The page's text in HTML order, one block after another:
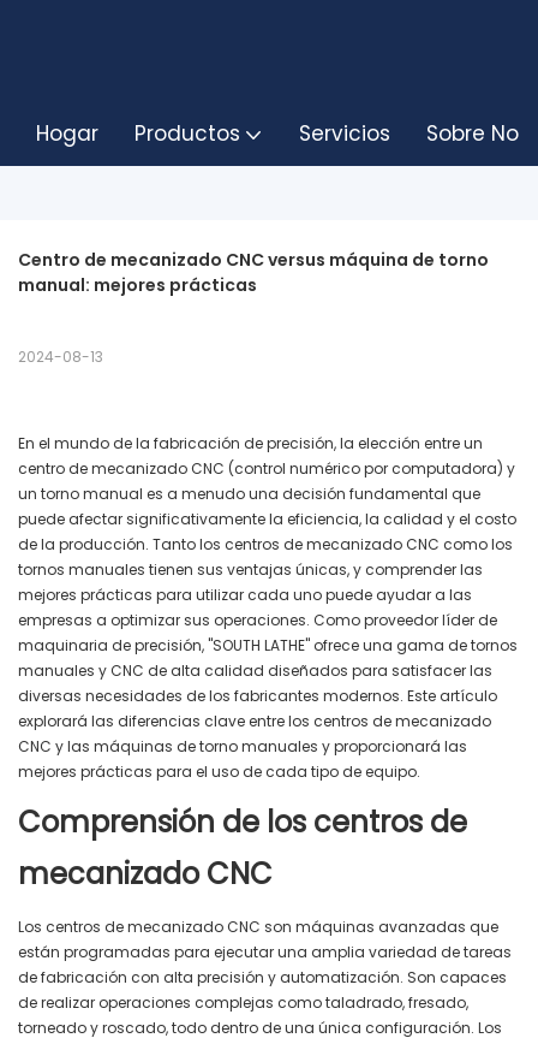
Hogar Productos Servicios Sobre
Centro de mecanizado CNC versus máquina de torno
manual: mejores prácticas
2024-08-13
En el mundo de la fabricación de precisión, la elección entre un
centro de mecanizado CNC (control numérico por computadora) y
un torno manual es a menudo una decisión fundamental que
puede afectar significativamente la eficiencia, la calidad y el costo
de la producción. Tanto los centros de mecanizado CNC como los
tornos manuales tienen sus ventajas únicas, y comprender las
mejores prácticas para utilizar cada uno puede ayudar a las
empresas a optimizar sus operaciones. Como proveedor líder de
maquinaria de precisión, "SOUTH LATHE" ofrece una gama de tornos
manuales y CNC de alta calidad diseñados para satisfacer las
diversas necesidades de los fabricantes modernos. Este artículo
explorará las diferencias clave entre los centros de mecanizado
CNC y las máquinas de torno manuales y proporcionará las
mejores prácticas para el uso de cada tipo de equipo.
Comprensión de los centros de
mecanizado CNC
Los centros de mecanizado CNC son máquinas avanzadas que
están programadas para ejecutar una amplia variedad de tareas
de fabricación con alta precisión y automatización. Son capaces
de realizar operaciones complejas como taladrado, fresado,
torneado y roscado, todo dentro de una única configuración. Los